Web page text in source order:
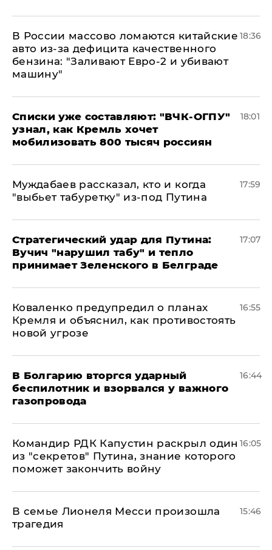
В России массово ломаются китайские
авто из-за дефицита качественного
бензина: "Заливают Евро-2 и убивают
машину"
18:36
Списки уже составляют: "ВЧК-ОГПУ"
узнал, как Кремль хочет
мобилизовать 800 тысяч россиян
18:01
Муждабаев рассказал, кто и когда
"выбьет табуретку" из-под Путина
17:59
Стратегический удар для Путина:
Вучич "нарушил табу" и тепло
принимает Зеленского в Белграде
17:07
Коваленко предупредил о планах
Кремля и объяснил, как противостоять
новой угрозе
16:55
В Болгарию вторгся ударный
беспилотник и взорвался у важного
газопровода
16:44
Командир РДК Капустин раскрыл один
из "секретов" Путина, знание которого
поможет закончить войну
16:05
В семье Лионеля Месси произошла
трагедия
15:46